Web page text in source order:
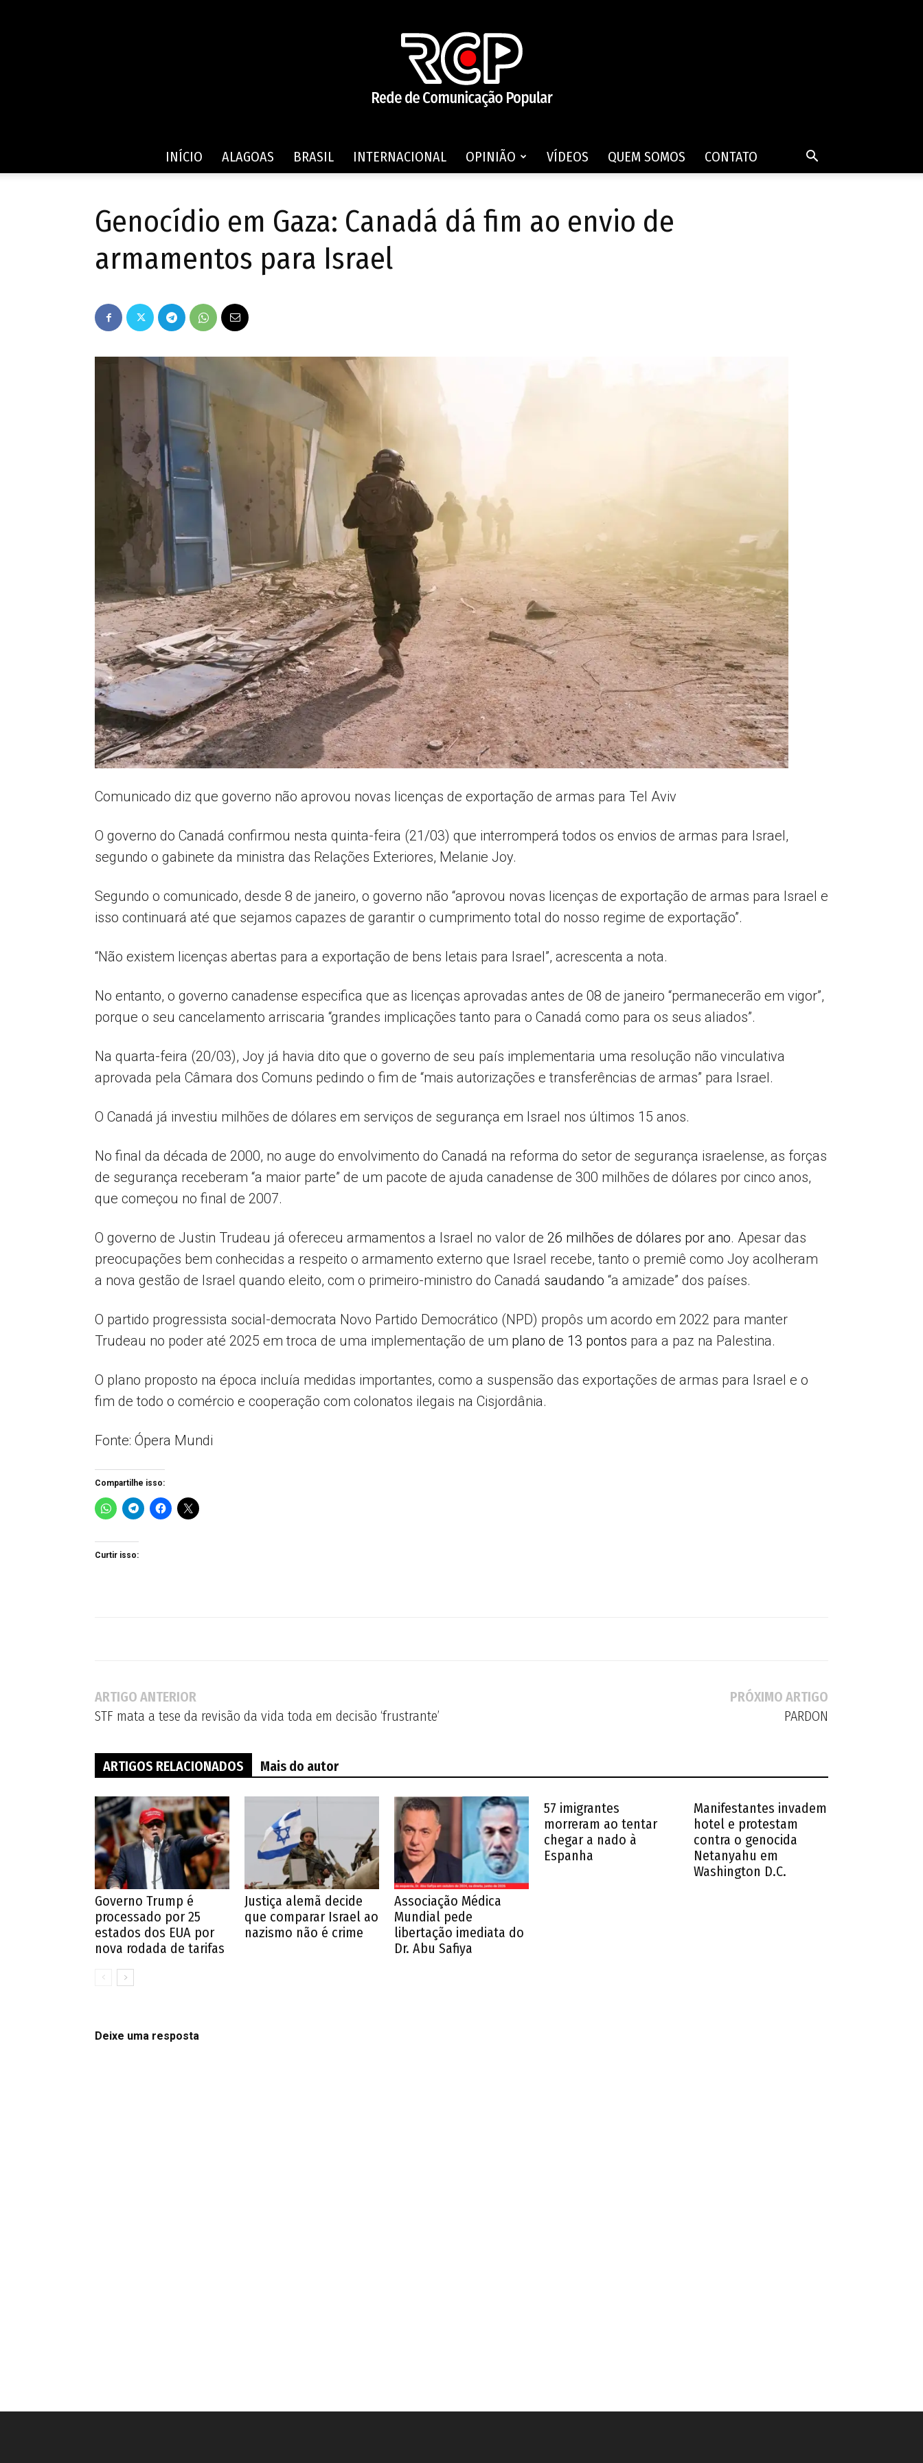
AL
INÍCIO ALAGOAS BRASIL INTERNACIONAL OPINIÃO VÍDEOS QUEM SOMOS CONTATO
Genocídio em Gaza: Canadá dá fim ao envio de
armamentos para Israel
Comunicado diz que governo não aprovou novas licenças de exportação de armas para Tel Aviv
O governo do Canadá confirmou nesta quinta-feira (21/03) que interromperá todos os envios de armas para Israel,
segundo o gabinete da ministra das Relações Exteriores, Melanie Joy.
Segundo o comunicado, desde 8 de janeiro, o governo não “aprovou novas licenças de exportação de armas para Israel e
isso continuará até que sejamos capazes de garantir o cumprimento total do nosso regime de exportação”.
“Não existem licenças abertas para a exportação de bens letais para Israel”, acrescenta a nota.
No entanto, o governo canadense especifica que as licenças aprovadas antes de 08 de janeiro “permanecerão em vigor”,
porque o seu cancelamento arriscaria “grandes implicações tanto para o Canadá como para os seus aliados”.
Na quarta-feira (20/03), Joy já havia dito que o governo de seu país implementaria uma resolução não vinculativa
aprovada pela Câmara dos Comuns pedindo o fim de “mais autorizações e transferências de armas” para Israel.
O Canadá já investiu milhões de dólares em serviços de segurança em Israel nos últimos 15 anos.
No final da década de 2000, no auge do envolvimento do Canadá na reforma do setor de segurança israelense, as forças
de segurança receberam “a maior parte” de um pacote de ajuda canadense de 300 milhões de dólares por cinco anos,
que começou no final de 2007.
O governo de Justin Trudeau já ofereceu armamentos a Israel no valor de 26 milhões de dólares por ano. Apesar das
preocupações bem conhecidas a respeito o armamento externo que Israel recebe, tanto o premiê como Joy acolheram
a nova gestão de Israel quando eleito, com o primeiro-ministro do Canadá saudando “a amizade” dos países.
O partido progressista social-democrata Novo Partido Democrático (NPD) propôs um acordo em 2022 para manter
Trudeau no poder até 2025 em troca de uma implementação de um plano de 13 pontos para a paz na Palestina.
O plano proposto na época incluía medidas importantes, como a suspensão das exportações de armas para Israel e o
fim de todo o comércio e cooperação com colonatos ilegais na Cisjordânia.
Fonte: Ópera Mundi
Compartilhe isso:
Curtir isso:
ARTIGO ANTERIOR
STF mata a tese da revisão da vida toda em decisão ‘frustrante’
PRÓXIMO ARTIGO
PARDON
ARTIGOS RELACIONADOS Mais do autor
Governo Trump é
processado por 25
estados dos EUA por
nova rodada de tarifas
Justiça alemã decide
que comparar Israel ao
nazismo não é crime
Associação Médica
Mundial pede
libertação imediata do
Dr. Abu Safiya
57 imigrantes
morreram ao tentar
chegar a nado à
Espanha
Manifestantes invadem
hotel e protestam
contra o genocida
Netanyahu em
Washington D.C.
Deixe uma resposta